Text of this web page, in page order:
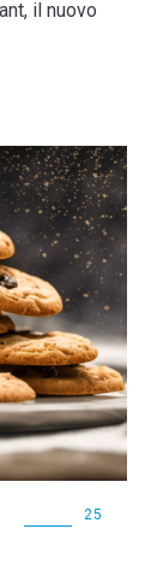
il nuovo
25